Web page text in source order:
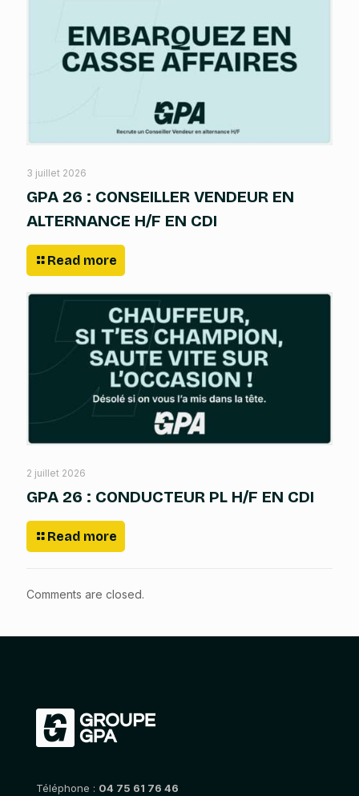
3 juillet 2026
GPA 26 : CONSEILLER VENDEUR EN
ALTERNANCE H/F EN CDI
Read more
2 juillet 2026
GPA 26 : CONDUCTEUR PL H/F EN CDI
Read more
Comments are closed.
Téléphone : 04 75 61 76 46